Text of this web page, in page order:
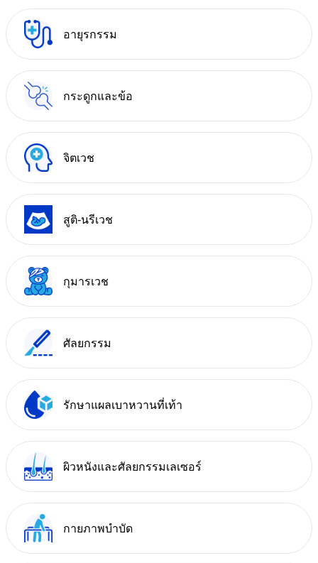
อายุรกรรม
กระดูกและข้อ
จิตเวช
สูติ-นรีเวช
กุมารเวช
ศัลยกรรม
รักษาแผลเบาหวานที่เท้า
ผิวหนังและศัลยกรรมเลเซอร์
กายภาพบำบัด